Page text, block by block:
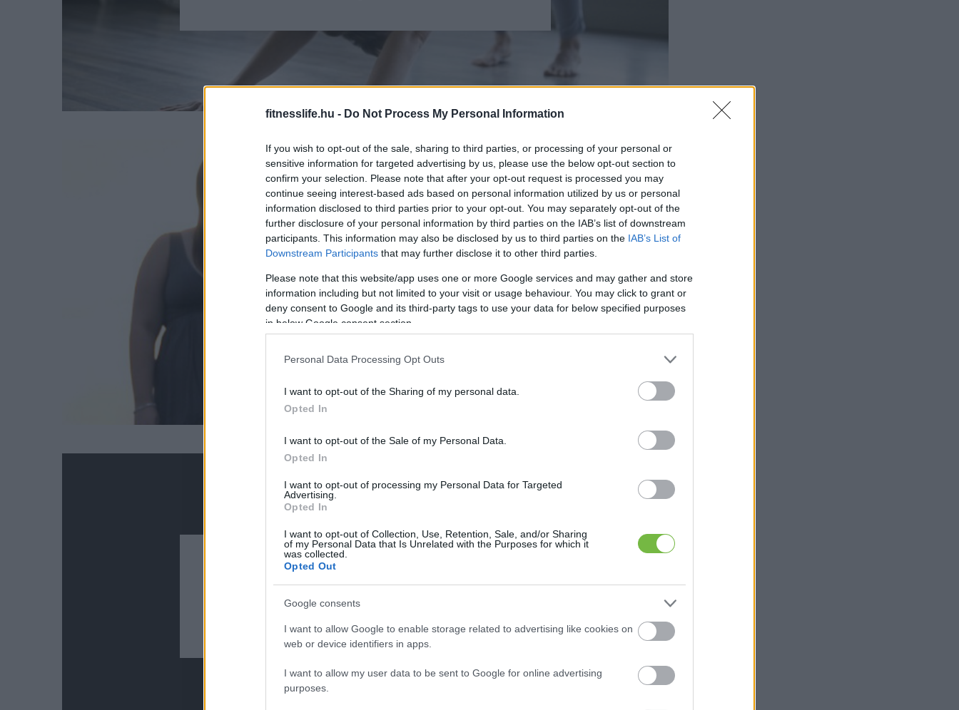
fitnesslife.hu - Do Not Process My Personal Information
If you wish to opt-out of the sale, sharing to third parties, or processing of your personal or
sensitive information for targeted advertising by us, please use the below opt-out section to
confirm your selection. Please note that after your opt-out request is processed you may
continue seeing interest-based ads based on personal information utilized by us or personal
information disclosed to third parties prior to your opt-out. You may separately opt-out of the
further disclosure of your personal information by third parties on the IAB’s list of downstream
participants. This information may also be disclosed by us to third parties on the IAB’s List of
Downstream Participants that may further disclose it to other third parties.
Please note that this website/app uses one or more Google services and may gather and store
information including but not limited to your visit or usage behaviour. You may click to grant or
deny consent to Google and its third-party tags to use your data for below specified purposes
in below Google consent section.
Personal Data Processing Opt Outs
I want to opt-out of the Sharing of my personal data.
Opted In
I want to opt-out of the Sale of my Personal Data.
Opted In
I want to opt-out of processing my Personal Data for Targeted
Advertising.
Opted In
I want to opt-out of Collection, Use, Retention, Sale, and/or Sharing
of my Personal Data that Is Unrelated with the Purposes for which it
was collected.
Opted Out
Google consents
I want to allow Google to enable storage related to advertising like cookies on
web or device identifiers in apps.
I want to allow my user data to be sent to Google for online advertising
purposes.
HÍREK
Túladagolta magát…Lefogyott!